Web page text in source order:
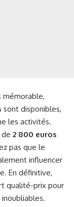
mémorable,
sont disponibles,
les activités.
2 800 euros
pas que le
influencer
En définitive,
qualité-prix pour